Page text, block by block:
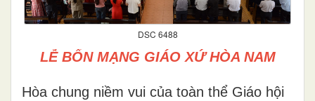
DSC 6488
LỄ BỔN MẠNG GIÁO XỨ HÒA NAM
Hòa chung niềm vui của toàn thể Giáo hội